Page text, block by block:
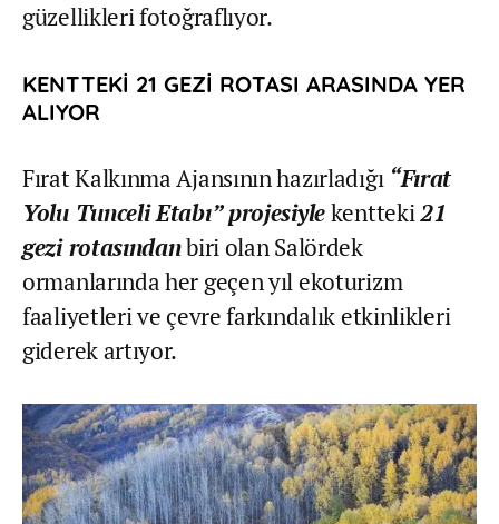
güzellikleri fotoğraflıyor.
KENTTEKİ 21 GEZİ ROTASI ARASINDA YER
ALIYOR
Fırat Kalkınma Ajansının hazırladığı “Fırat
Yolu Tunceli Etabı” projesiylekentteki21
gezi rotasındanbiri olan Salördek
ormanlarında her geçen yıl ekoturizm
faaliyetleri ve çevre farkındalık etkinlikleri
giderek artıyor.